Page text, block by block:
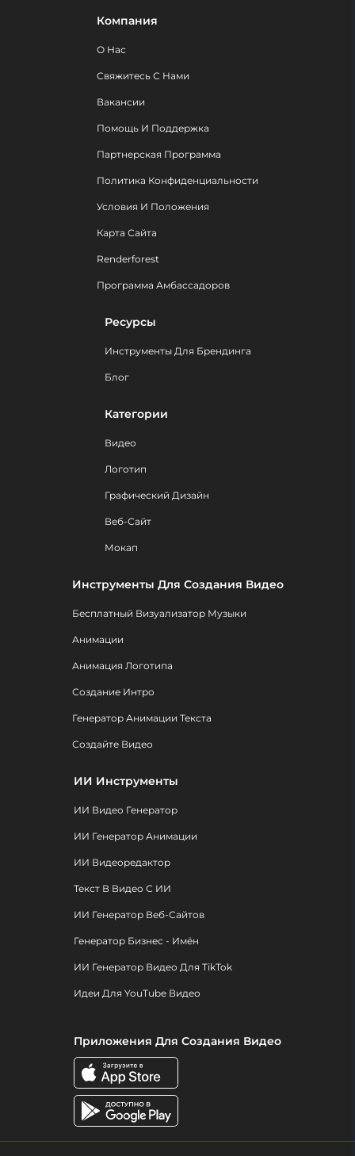
Компания
О Нас
Свяжитесь С Нами
Вакансии
Помощь И Поддержка
Партнерская Программа
Политика Конфиденциальности
Условия И Положения
Карта Сайта
Renderforest
Программа Амбассадоров
Ресурсы
Инструменты Для Брендинга
Блог
Категории
Видео
Логотип
Графический Дизайн
Веб-Сайт
Мокап
Инструменты Для Создания Видео
Бесплатный Визуализатор Музыки
Анимации
Анимация Логотипа
Создание Интро
Генератор Анимации Текста
Создайте Видео
ИИ Инструменты
ИИ Видео Генератор
ИИ Генератор Анимации
ИИ Видеоредактор
Текст В Видео С ИИ
ИИ Генератор Веб-Сайтов
Генератор Бизнес - Имён
ИИ Генератор Видео Для TikTok
Идеи Для YouTube Видео
Приложения Для Создания Видео